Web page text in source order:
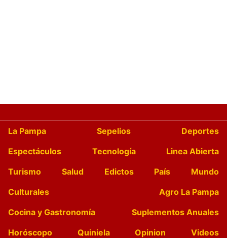
La Pampa Sepelios
Deportes
Espectáculos
Tecnología
Linea Abierta
Turismo
Salud Edictos País
Mundo
Culturales
Agro La Pampa
Cocina y Gastronomía
Suplementos Anuales
Horóscopo
Quiniela Opinion
Videos